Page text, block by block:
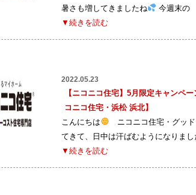
暑さも増してきましたね
今週末の
▼続きを読む
2022.05.23
【ニコニコ住宅】5月限定キャンペ
コニコ住宅・浜松 浜北】
こんにちは
ニコニコ住宅・グッド
てきて、日中は汗ばむようになりまし
▼続きを読む